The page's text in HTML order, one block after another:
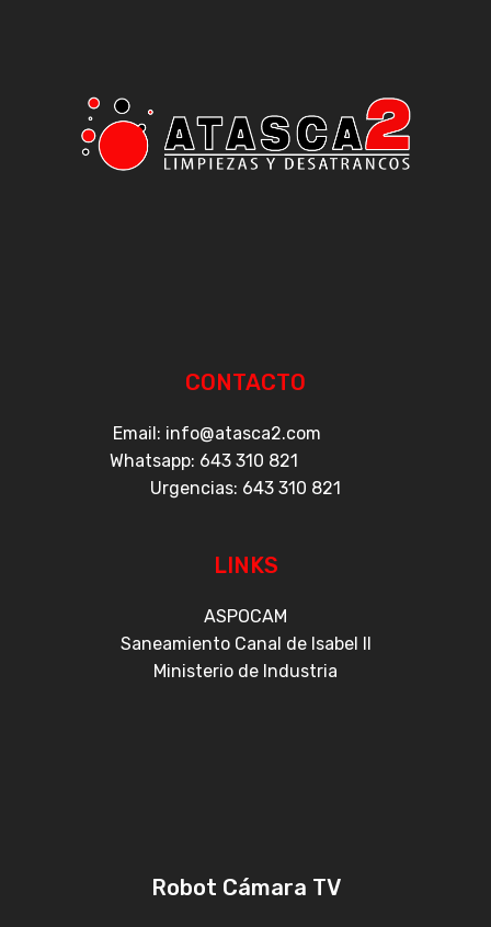
CONTACTO
Email: info@atasca2.com
Whatsapp: 643 310 821
Urgencias: 643 310 821
LINKS
ASPOCAM
Saneamiento Canal de Isabel II
Ministerio de Industria
Robot Cámara TV